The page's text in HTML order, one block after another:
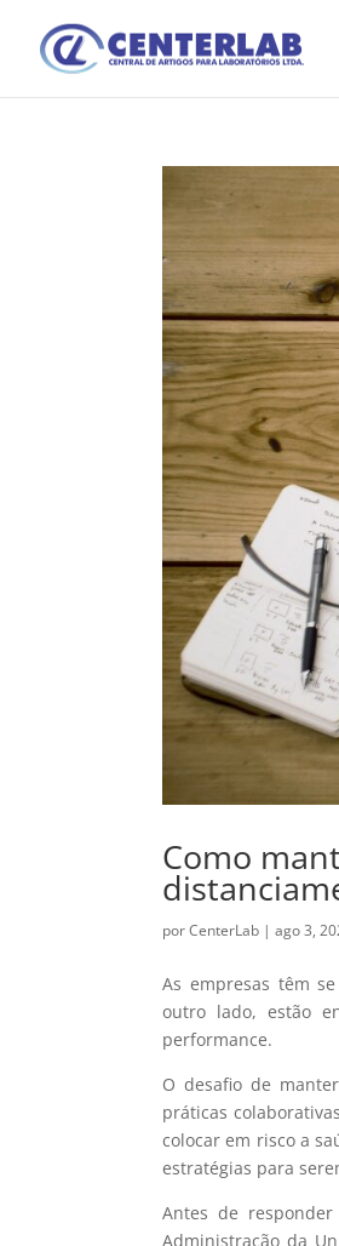
Como
porCenterLab |ago 3,
As empresas têm
outro lado, estão
performance.
O desafio de
práticas
colocar em risco a
estratégias para
Antes de
Administração da